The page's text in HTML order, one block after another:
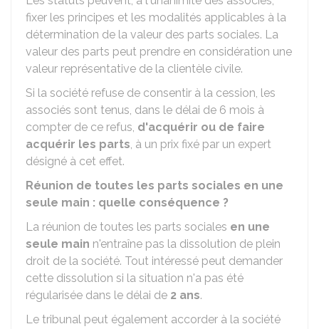
fixer les principes et les modalités applicables à la
détermination de la valeur des parts sociales. La
valeur des parts peut prendre en considération une
valeur représentative de la clientèle civile.
Si la société refuse de consentir à la cession, les
associés sont tenus, dans le délai de 6 mois à
compter de ce refus, d'acquérir ou de faire
acquérir les parts, à un prix fixé par un expert
désigné à cet effet.
Réunion de toutes les parts sociales en une
seule main : quelle conséquence ?
La réunion de toutes les parts sociales en une
seule main n'entraîne pas la dissolution de plein
droit de la société. Tout intéressé peut demander
cette dissolution si la situation n'a pas été
régularisée dans le délai de 2 ans.
Le tribunal peut également accorder à la société